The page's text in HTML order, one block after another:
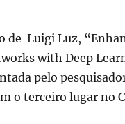
de Luigi Luz,
with Deep
pelo
o terceiro lugar no